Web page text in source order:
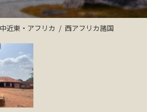
中近東・アフリカ 西アフリカ諸国